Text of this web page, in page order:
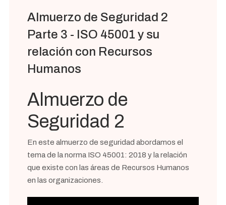
Almuerzo de Seguridad 2
Parte 3 - ISO 45001 y su
relación con Recursos
Humanos
Almuerzo de
Seguridad 2
En este almuerzo de seguridad abordamos el
tema de la norma ISO 45001: 2018 y la relación
que existe con las áreas de Recursos Humanos
en las organizaciones.